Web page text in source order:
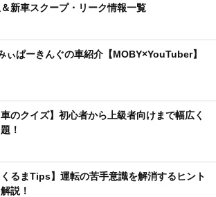
新車スクープ・リーク情報一覧
ぃぱーきんぐの車紹介【MOBY×YouTuber】
車のクイズ】初心者から上級者向けまで幅広く
！
くるまTips】運転の苦手意識を解消するヒント
説！